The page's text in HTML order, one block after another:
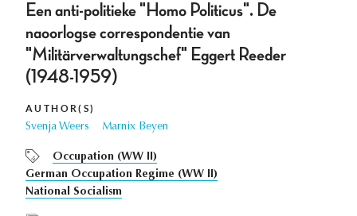
Een anti-politieke "Homo Politicus". De
naoorlogse correspondentie van
"Militärverwaltungschef" Eggert Reeder
(1948-1959)
AUTHOR(S)
Svenja Weers Marnix Beyen
Occupation (WW II)
German Occupation Regime (WW II)
National Socialism